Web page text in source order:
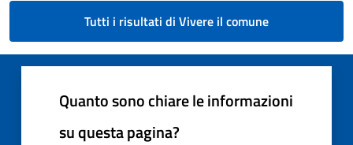
Tutti i risultati di Vivere il comune
Quanto sono chiare le informazioni
su questa pagina?